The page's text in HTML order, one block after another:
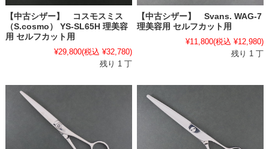
【中古シザー】 コスモスミス
（S.cosmo） YS-SL65H 理美容
用 セルフカット用
¥29,800(税込 ¥32,780)
残り 1 丁
【中古シザー】 Svans. WAG-7
理美容用 セルフカット用
¥11,800(税込 ¥12,980)
残り 1 丁